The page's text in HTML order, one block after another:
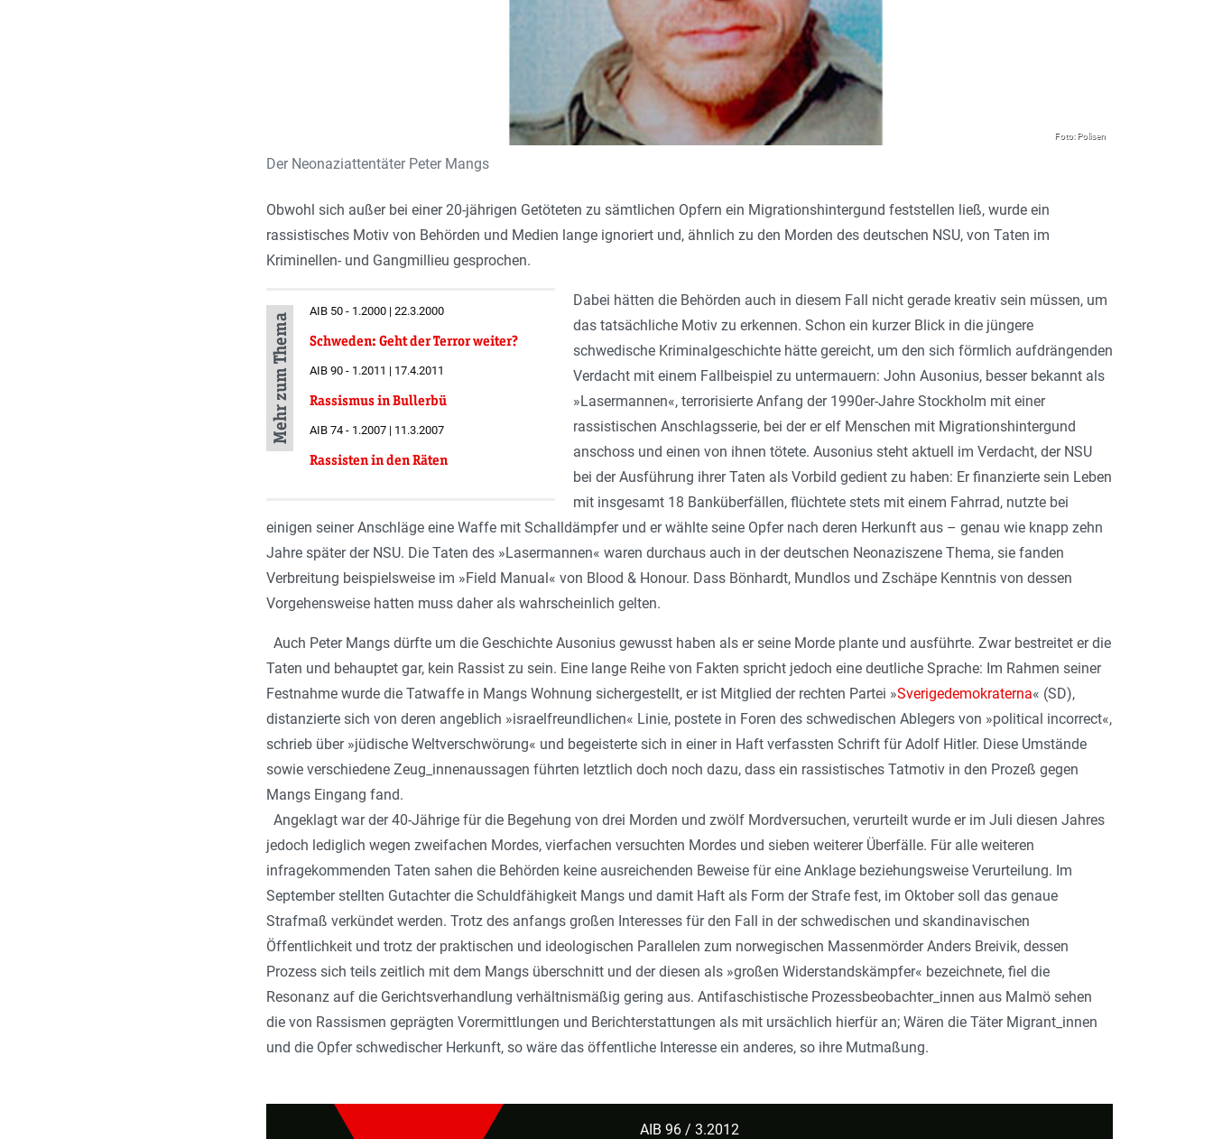
Foto: Polisen
Der Neonaziattentäter Peter Mangs
Obwohl sich außer bei einer 20-jährigen Getöteten zu sämtlichen Opfern ein Migrationshintergund feststellen ließ, wurde ein
rassistisches Motiv von Behörden und Medien lange ignoriert und, ähnlich zu den Morden des deutschen NSU, von Taten im
Kriminellen- und Gangmillieu gesprochen.
Mehr zum Thema
AIB 50 - 1.2000 | 22.3.2000
Schweden: Geht der Terror weiter?
AIB 90 - 1.2011 | 17.4.2011
Rassismus in Bullerbü
AIB 74 - 1.2007 | 11.3.2007
Rassisten in den Räten
Dabei hätten die Behörden auch in diesem Fall nicht gerade kreativ sein müssen, um
das tatsächliche Motiv zu erkennen. Schon ein kurzer Blick in die jüngere
schwedische Kriminalgeschichte hätte gereicht, um den sich förmlich aufdrängenden
Verdacht mit einem Fallbeispiel zu untermauern: John Ausonius, besser bekannt als
»Lasermannen«, terrorisierte Anfang der 1990er-Jahre Stockholm mit einer
rassistischen Anschlagsserie, bei der er elf Menschen mit Migrationshinter­gund
anschoss und einen von ihnen tötete. Ausonius steht aktuell im Verdacht, der NSU
bei der Ausführung ihrer Taten als Vorbild gedient zu haben: Er finanzierte sein Leben
mit insgesamt 18 Banküberfällen, flüchtete stets mit einem Fahrrad, nutzte bei
einigen seiner Anschläge eine Waffe mit Schall­dämpfer und er wählte seine Opfer nach deren Herkunft aus – genau wie knapp zehn
Jahre später der NSU. Die Taten des »Lasermannen« waren durchaus auch in der deutschen Neonazi­szene Thema, sie fanden
Verbreitung beispielsweise im »Field Manual« von Blood & Honour. Dass Bönhardt, Mund­los und Zschäpe Kenntnis von dessen
Vorgehensweise hatten muss daher als wahrscheinlich gelten.
Auch Peter Mangs dürfte um die Geschichte Ausonius gewusst haben als er seine Morde plante und ausführte. Zwar bestreitet er die
Taten und behauptet gar, kein Rassist zu sein. Eine lange Reihe von Fakten spricht jedoch eine deutliche Sprache: Im Rahmen seiner
Festnahme wurde die Tatwaffe in Mangs Wohnung sichergestellt, er ist Mitglied der rechten Partei »Sverigedemokraterna« (SD),
distanzierte sich von deren angeblich »israelfreundlichen« Linie, postete in Foren des schwedischen Ablegers von »political incorrect«,
schrieb über »jüdische Weltverschwörung« und begeisterte sich in einer in Haft verfassten Schrift für Adolf Hitler. Diese Umstände
sowie verschiedene Zeug_innenaussagen führten letztlich doch noch dazu, dass ein rassistisches Tatmotiv in den Prozeß gegen
Mangs Eingang fand.
Angeklagt war der 40-Jährige für die Begehung von drei Morden und zwölf Mordversuchen, verurteilt wurde er im Juli diesen Jahres
jedoch lediglich wegen zweifachen Mordes, vierfachen versuchten Mordes und sieben weiterer Überfälle. Für alle weiteren
infragekommenden Taten sahen die Behörden keine ausreichenden Beweise für eine Anklage beziehungsweise Verurteilung. Im
September stellten Gutachter die Schuldfähigkeit Mangs und damit Haft als Form der Strafe fest, im Oktober soll das genaue
Strafmaß verkündet werden. Trotz des anfangs großen Interesses für den Fall in der schwedischen und skandinavischen
Öffentlichkeit und trotz der praktischen und ideologischen Parallelen zum norwegischen Massenmörder Anders Breivik, dessen
Prozess sich teils zeitlich mit dem Mangs überschnitt und der diesen als »großen Widerstandskämpfer« bezeichnete, fiel die
Resonanz auf die Gerichtsverhandlung verhältnismäßig gering aus. Anti­faschistische Prozessbeobach­te­r_in­nen aus Malmö sehen
die von Rassismen geprägten Vorermittlungen und Berichterstattungen als mit ursächlich hierfür an; Wären die Täter Migrant_innen
und die Opfer schwedischer Herkunft, so wäre das öffentliche Interesse ein anderes, so ihre Mutmaßung.
AIB 96 / 3.2012